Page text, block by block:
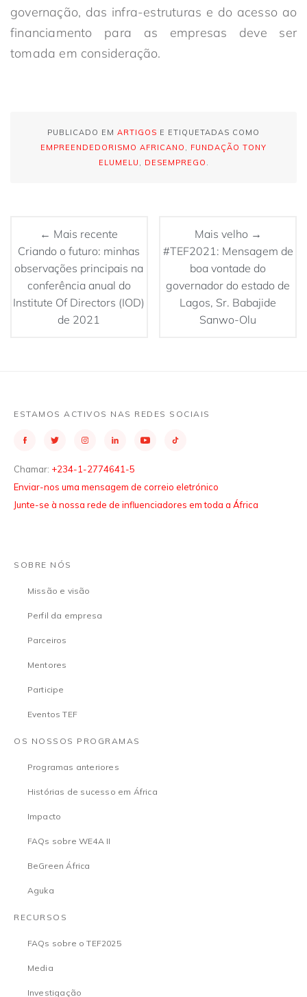
governação, das infra-estruturas e do acesso ao
financiamento para as empresas deve ser
tomada em consideração.
PUBLICADO EM ARTIGOS E ETIQUETADAS COMO
EMPREENDEDORISMO AFRICANO
FUNDAÇÃO TONY
ELUMELU
DESEMPREGO
← Mais recente
Criando o futuro: minhas
observações principais na
conferência anual do
Institute Of Directors (IOD)
de 2021
Mais velho →
#TEF2021: Mensagem de
boa vontade do
governador do estado de
Lagos, Sr. Babajide
Sanwo-Olu
ESTAMOS ACTIVOS NAS REDES SOCIAIS
Chamar: +234-1-2774641-5
Enviar-nos uma mensagem de correio eletrónico
Junte-se à nossa rede de influenciadores em toda a África
SOBRE NÓS
Missão e visão
Perfil da empresa
Parceiros
Mentores
Participe
Eventos TEF
OS NOSSOS PROGRAMAS
Programas anteriores
Histórias de sucesso em África
Impacto
FAQs sobre WE4A II
BeGreen África
Aguka
RECURSOS
FAQs sobre o TEF2025
Media
Investigação